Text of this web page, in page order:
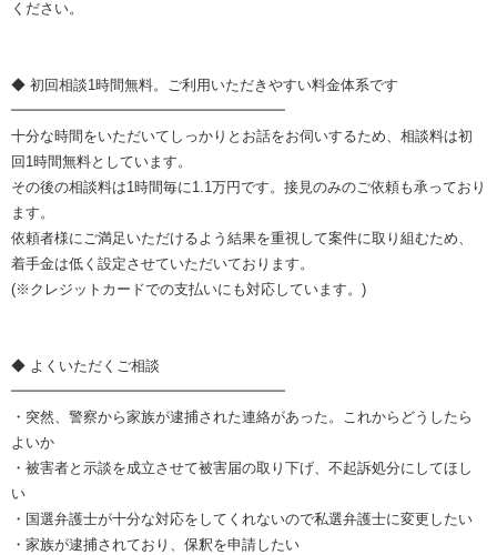
ください。
◆ 初回相談1時間無料。ご利用いただきやすい料金体系です
━━━━━━━━━━━━━━━━━━━
十分な時間をいただいてしっかりとお話をお伺いするため、相談料は初
回1時間無料としています。
その後の相談料は1時間毎に1.1万円です。接見のみのご依頼も承っており
ます。
依頼者様にご満足いただけるよう結果を重視して案件に取り組むため、
着手金は低く設定させていただいております。
(※クレジットカードでの支払いにも対応しています。)
◆ よくいただくご相談
━━━━━━━━━━━━━━━━━━━
・突然、警察から家族が逮捕された連絡があった。これからどうしたら
よいか
・被害者と示談を成立させて被害届の取り下げ、不起訴処分にしてほし
い
・国選弁護士が十分な対応をしてくれないので私選弁護士に変更したい
・家族が逮捕されており、保釈を申請したい